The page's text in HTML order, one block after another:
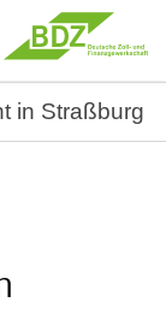
in Straßburg